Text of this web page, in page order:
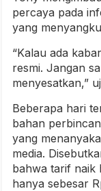
percaya pada
yang
“Kalau ada
resmi. Jangan
menyesatkan,”
Beberapa hari
bahan
yang
media.
bahwa tarif naik
hanya sebesar